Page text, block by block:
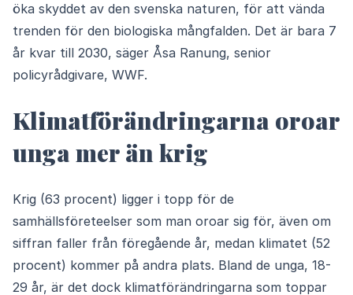
öka skyddet av den svenska naturen, för att vända
trenden för den biologiska mångfalden. Det är bara 7
år kvar till 2030, säger Åsa Ranung, senior
policyrådgivare, WWF.
Klimatförändringarna oroar
unga mer än krig
Krig (63 procent) ligger i topp för de
samhällsföreteelser som man oroar sig för, även om
siffran faller från föregående år, medan klimatet (52
procent) kommer på andra plats. Bland de unga, 18-
29 år, är det dock klimatförändringarna som toppar